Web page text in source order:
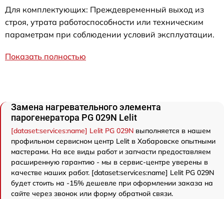
Для комплектующих: Преждевременный выход из
строя, утрата работоспособности или техническим
параметрам при соблюдении условий эксплуатации.
Показать полностью
Замена нагревательного элемента
парогенератора PG 029N Lelit
[dataset:services:name] Lelit PG 029N выполняется в нашем
профильном сервисном центр Lelit в Хабаровске опытными
мастерами. На все виды работ и запчасти предоставляем
расширенную гарантию - мы в сервис-центре уверены в
качестве наших работ. [dataset:services:name] Lelit PG 029N
будет стоить на -15% дешевле при оформлении заказа на
сайте через звонок или форму обратной связи.